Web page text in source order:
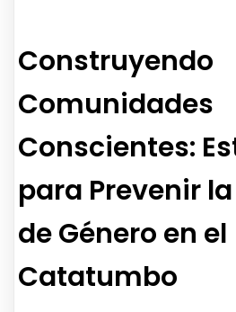
Construyendo
Comunidades
Conscientes:
para Prevenir
de Género en el
Catatumbo